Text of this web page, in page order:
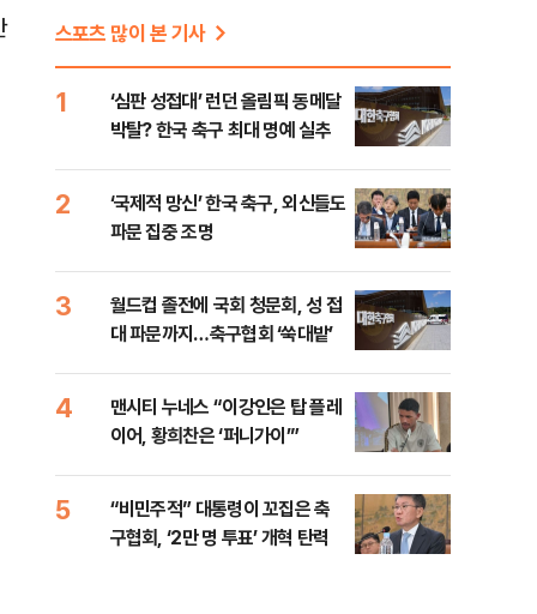
스포츠 많이 본 기사
1
‘심판 성접대’ 런던 올림픽 동메달
박탈? 한국 축구 최대 명예 실추
2
‘국제적 망신’ 한국 축구, 외신들도
파문 집중 조명
3
월드컵 졸전에 국회 청문회, 성 접
대 파문까지…축구협회 ‘쑥대밭’
4
맨시티 누네스 “이강인은 탑 플레
이어, 황희찬은 ‘퍼니가이’”
5
“비민주적” 대통령이 꼬집은 축
구협회, ‘2만 명 투표’ 개혁 탄력